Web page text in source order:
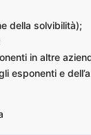
della solvibilità);
in altre
esponenti e